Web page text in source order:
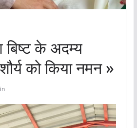
बिष्ट के अदम्य
को किया नमन »